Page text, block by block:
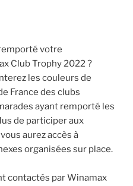
votre
Club Trophy 2022 ?
les couleurs de
France des clubs
ayant remporté les
de participer aux
aurez accès à
organisées sur place.
contactés par Winamax